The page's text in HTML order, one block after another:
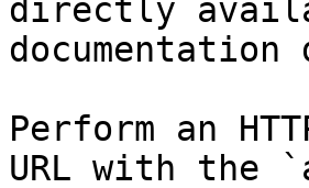
directly
Perform an
URL with the